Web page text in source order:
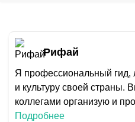
Рифай
Я профессиональный
и культуру своей страны.
коллегами организую и
Подробнее